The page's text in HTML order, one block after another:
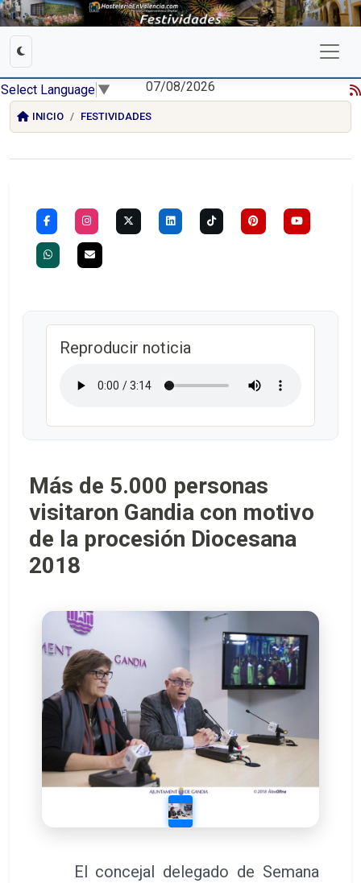
Select Language ▼ 07/08/2026
INICIO FESTIVIDADES
Reproducir noticia
Más de 5.000 personas
visitaron Gandia con motivo
de la procesión Diocesana
2018
El concejal delegado de Semana